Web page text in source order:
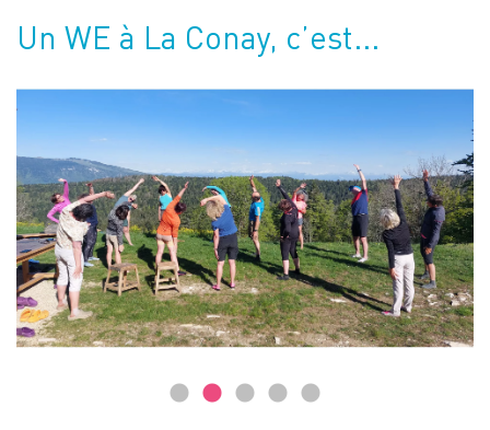
Un WE à La Conay, c’est...